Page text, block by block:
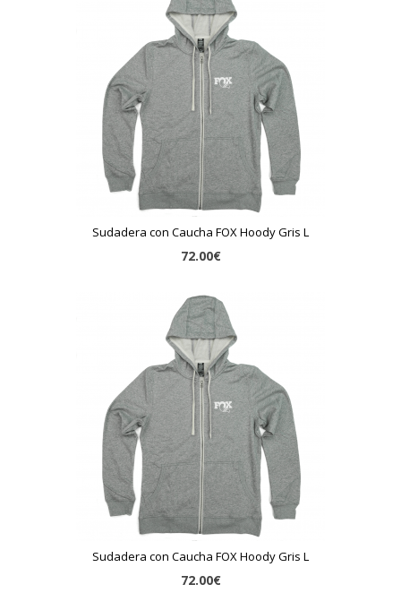
Sudadera con Caucha FOX Hoody Gris L
72.00€
Sudadera con Caucha FOX Hoody Gris L
72.00€